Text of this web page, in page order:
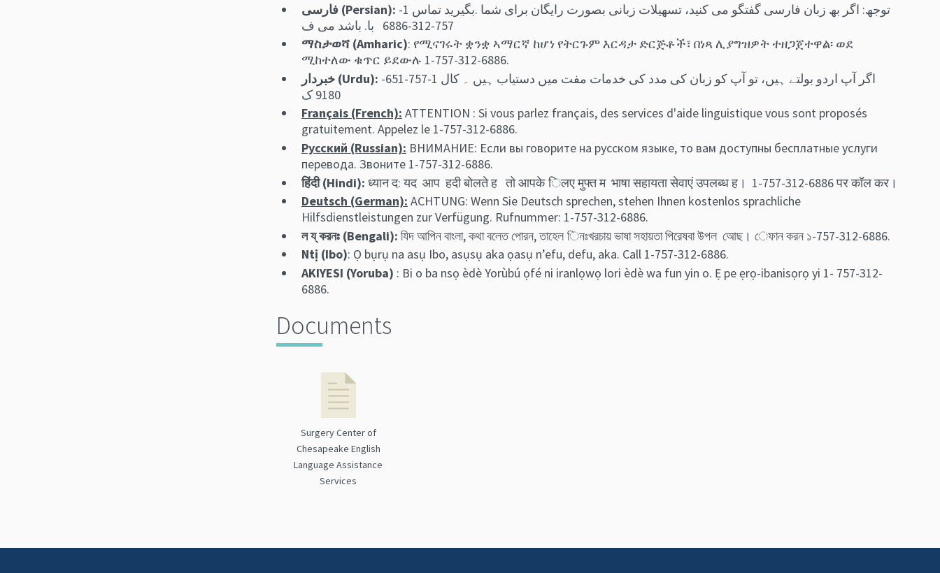
فارسی (Persian): توجھ: اگر بھ زبان فارسی گفتگو می کنید، تسھیلات زبانی بصورت رایگان برای شما .بگیرید تماس 1-
757-312-6886 با. باشد می ف
ማስታወሻ (Amharic): የሚናገሩት ቋንቋ ኣማርኛ ከሆነ የትርጉም እርዳታ ድርጅቶች፣ በነጻ ሊያግዝዎት ተዘጋጀተዋል፡ ወደ
ሚከተለው ቁጥር ይደውሉ 1-757-312-6886.
خبردار (Urdu):
9180 ک
Français (French): ATTENTION : Si vous parlez français, des services d'aide linguistique vous sont proposés
gratuitement. Appelez le 1-757-312-6886.
Русский (Russian): ВНИМАНИЕ: Если вы говорите на русском языке, то вам доступны бесплатные услуги
перевода. Звоните 1-757-312-6886.
हिंदी (Hindi): ध्यान द: यद आप हदी बोलते ह तो आपके िलए मुफ्त म भाषा सहायता सेवाएं उपलब्ध ह। 1-757-312-6886 पर कॉल कर।
Deutsch (German): ACHTUNG: Wenn Sie Deutsch sprechen, stehen Ihnen kostenlos sprachliche
Hilfsdienstleistungen zur Verfügung. Rufnummer: 1-757-312-6886.
ল য্ কর‍নঃ (Bengali): যিদ আপিন বাংলা, কথা বলেত পােরন, তাহেল িনঃখরচায় ভাষা সহায়তা পিরেষবা উপল আেছ। েফান কর‍ন ১-757-312-6886.
Ntị (Ibo): Ọ bụrụ na asụ Ibo, asụsụ aka ọasụ n’efu, defu, aka. Call 1-757-312-6886.
AKIYESI (Yoruba) : Bi o ba nsọ èdè Yorùbú ọfé ni iranlọwọ lori èdè wa fun yin o. Ẹ pe ẹrọ-ibanisọrọ yi 1- 757-312-
6886.
Documents
Surgery Center of
Chesapeake English
Language Assistance
Services